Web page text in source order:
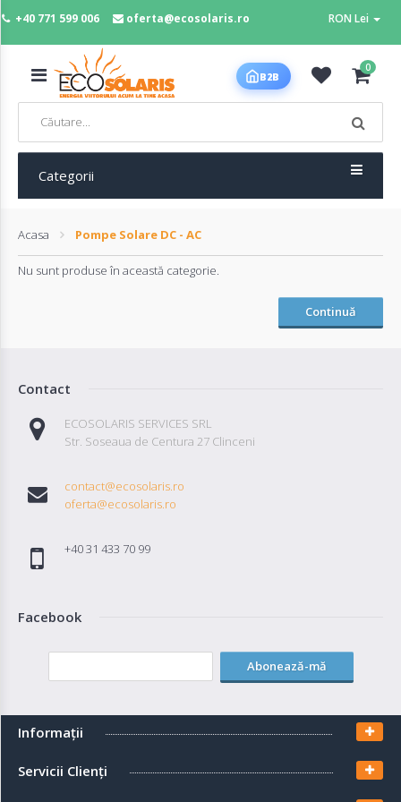
+40 771 599 006 oferta@ecosolaris.ro RON Lei
MENIU
Panouri
fotovoltaice
Sisteme
fotovoltaice
Autentifică-
Înregistrează-
B2B
0
Categorii
Acasa Pompe Solare DC - AC
Nu sunt produse în această categorie.
Continuă
Contact
ECOSOLARIS SERVICES SRL
Str. Soseaua de Centura 27 Clinceni
contact@ecosolaris.ro
oferta@ecosolaris.ro
+40 31 433 70 99
Facebook
Abonează-mă
Informaţii
Servicii Clienţi